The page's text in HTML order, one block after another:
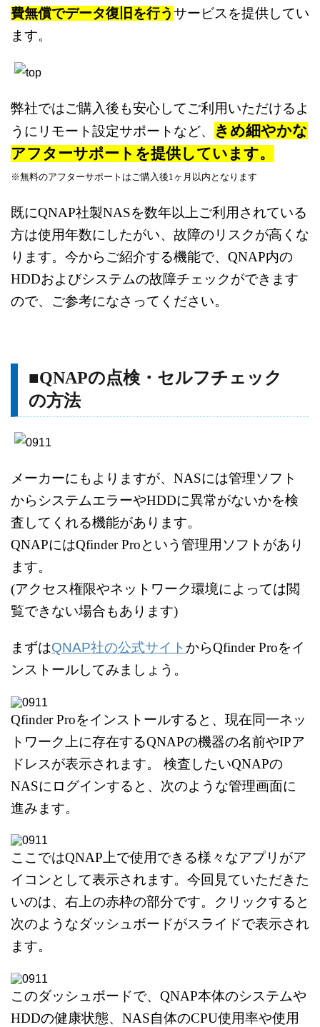
費無償でデータ復旧を行うサービスを提供してい
ます。
弊社ではご購入後も安心してご利用いただけるよ
うに リモート設定サポートなど、
きめ細やかな
アフターサポートを提供しています。
※無料のアフターサポートはご購入後1ヶ月以内となります
既にQNAP社製NASを数年以上ご利用されている
方は使用年数にしたがい、故障のリスクが高くな
ります。 今からご紹介する機能で、QNAP内の
HDDおよびシステムの故障チェックができます
ので、ご参考になさってください。
■QNAPの点検・セルフチェック
の方法
メーカーにもよりますが、NASには管理ソフト
からシステムエラーやHDDに異常がないかを検
査してくれる機能があります。
QNAPにはQfinder Proという管理用ソフトがあり
ます。
(アクセス権限やネットワーク環境によっては閲
覧できない場合もあります)
まずはQNAP社の公式サイト からQfinder Proをイ
ンストールしてみましょう。
Qfinder Proをインストールすると、 現在同一ネッ
トワーク上に存在するQNAPの機器の名前やIPア
ドレスが表示されます。
検査したいQNAPの
NASにログインすると、 次のような管理画面に
進みます。
ここではQNAP上で使用できる様々なアプリがア
イコンとして表示されます。 今回見ていただきた
いのは、右上の赤枠の部分です。 クリックすると
次のようなダッシュボードがスライドで表示され
ます。
このダッシュボードで、QNAP本体のシステムや
HDDの健康状態、 NAS自体のCPU使用率や使用